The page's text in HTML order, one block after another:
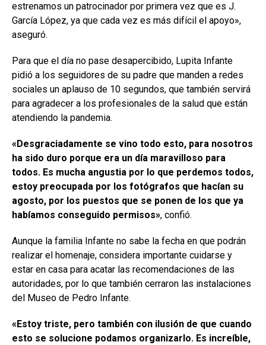
estrenamos un patrocinador por primera vez que es J.
García López, ya que cada vez es más difícil el apoyo»,
aseguró.
Para que el día no pase desapercibido, Lupita Infante
pidió a los seguidores de su padre que manden a redes
sociales un aplauso de 10 segundos, que también servirá
para agradecer a los profesionales de la salud que están
atendiendo la pandemia.
«Desgraciadamente se vino todo esto, para nosotros
ha sido duro porque era un día maravilloso para
todos. Es mucha angustia por lo que perdemos todos,
estoy preocupada por los fotógrafos que hacían su
agosto, por los puestos que se ponen de los que ya
habíamos conseguido permisos», confió.
Aunque la familia Infante no sabe la fecha en que podrán
realizar el homenaje, considera importante cuidarse y
estar en casa para acatar las recomendaciones de las
autoridades, por lo que también cerraron las instalaciones
del Museo de Pedro Infante.
«Estoy triste, pero también con ilusión de que cuando
esto se solucione podamos organizarlo. Es increíble,